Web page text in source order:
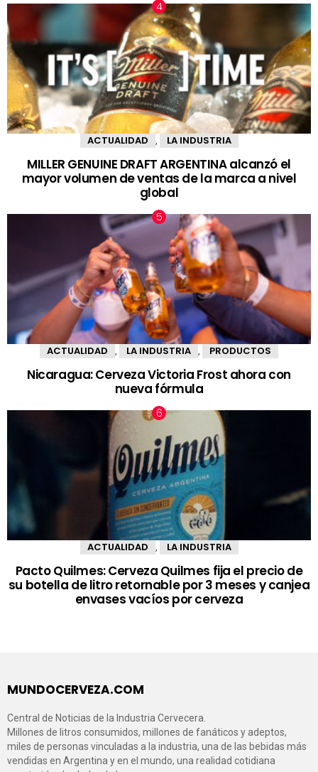
ACTUALIDAD LA INDUSTRIA
MILLER GENUINE DRAFT ARGENTINA alcanzó el
mayor volumen de ventas de la marca a nivel
global
ACTUALIDAD LA INDUSTRIA PRODUCTOS
Nicaragua: Cerveza Victoria Frost ahora con
nueva fórmula
ACTUALIDAD LA INDUSTRIA
Pacto Quilmes: Cerveza Quilmes fija el precio de
su botella de litro retornable por 3 meses y canjea
envases vacíos por cerveza
MUNDOCERVEZA.COM
Central de Noticias de la Industria Cervecera.
Millones de litros consumidos, millones de fanáticos y adeptos,
miles de personas vinculadas a la industria, una de las bebidas más
vendidas en Argentina y en el mundo, una realidad cotidiana